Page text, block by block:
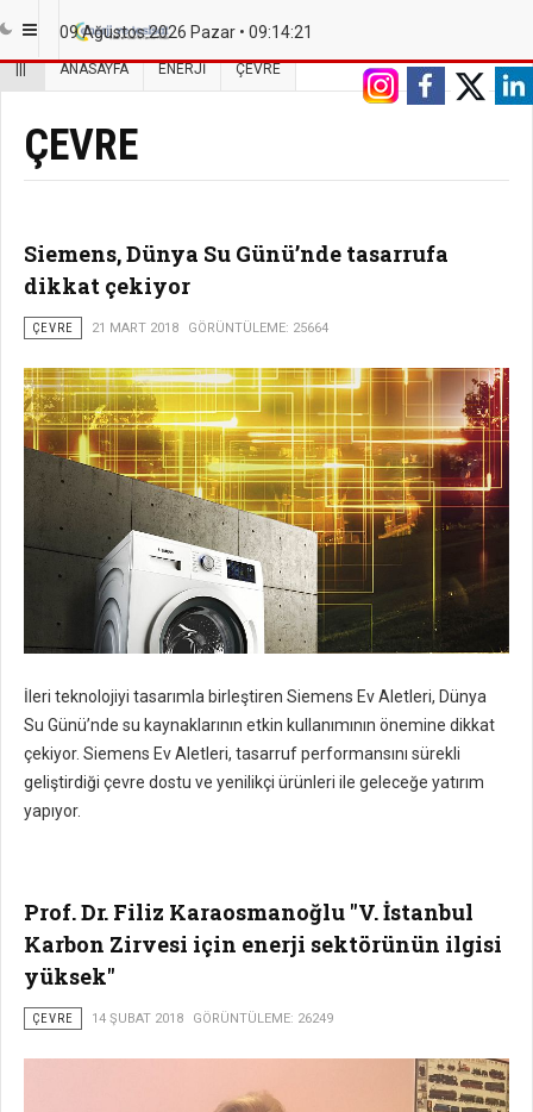
09 Ağustos 2026 Pazar • 09:14:22
ANASAYFA ENERJI ÇEVRE
ÇEVRE
Siemens, Dünya Su Günü’nde tasarrufa
dikkat çekiyor
ÇEVRE 21 MART 2018 GÖRÜNTÜLEME: 25664
İleri teknolojiyi tasarımla birleştiren Siemens Ev Aletleri, Dünya
Su Günü’nde su kaynaklarının etkin kullanımının önemine dikkat
çekiyor. Siemens Ev Aletleri, tasarruf performansını sürekli
geliştirdiği çevre dostu ve yenilikçi ürünleri ile geleceğe yatırım
yapıyor.
Prof. Dr. Filiz Karaosmanoğlu "V. İstanbul
Karbon Zirvesi için enerji sektörünün ilgisi
yüksek"
ÇEVRE 14 ŞUBAT 2018 GÖRÜNTÜLEME: 26249